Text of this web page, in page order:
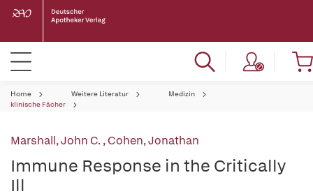
Home Weitere Literatur
Medizin
klinische Fächer
Marshall, John C.,Cohen, Jonathan
Immune Response in the Critically
Ill